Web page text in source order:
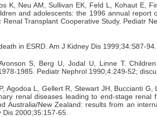
K, Neu AM, Sullivan EK, Feld L, Kohaut E,
and adolescents: the 1996 annual report
Renal Transplant Cooperative Study. Pediatr
in ESRD. Am J Kidney Dis 1999;34:S87-94.
S, Berg U, Jodal U, Linne T.
1985. Pediatr Nephrol 1990;4:249-52;
Agodoa L, Gellert R, Stewart JH, Buccianti G,
renal diseases leading to end-stage renal
Australia/New Zealand: results from an
Dis 2000;35:157-65.